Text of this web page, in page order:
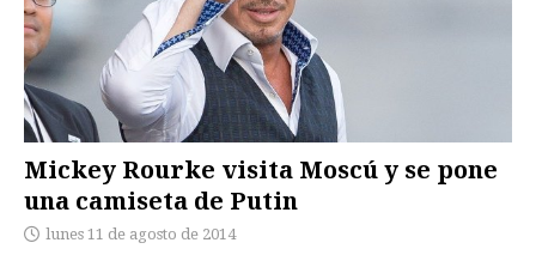
Mickey Rourke visita Moscú y se pone
una camiseta de Putin
lunes 11 de agosto de 2014